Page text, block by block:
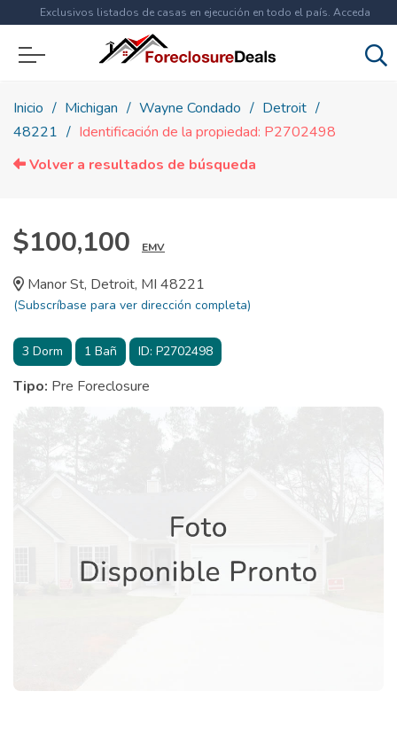
Exclusivos listados de casas en ejecución en todo el país. Acceda
ahora a
Inicio Michigan Wayne Condado
Detroit
48221
Identificación de la propiedad: P2702498
Volver a resultados de búsqueda
$100,100 EMV
Manor St, Detroit, MI 48221
(Subscríbase para ver dirección completa)
3 Dorm 1 Bañ ID: P2702498
Tipo: Pre Foreclosure